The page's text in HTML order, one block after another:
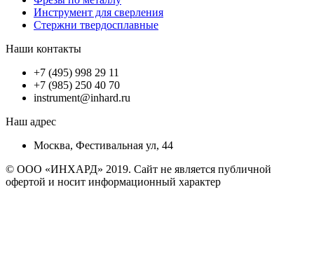
Инструмент для сверления
Стержни твердосплавные
Наши контакты
+7 (495) 998 29 11
+7 (985) 250 40 70
instrument@inhard.ru
Наш адрес
Москва, Фестивальная ул, 44
© ООО «ИНХАРД» 2019. Сайт не является публичной
офертой и носит информационный характер